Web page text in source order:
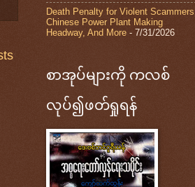
Death Penalty for Violent Scammers,
Chinese Power Plant Making
Headway, And More - 7/31/2026
စာအုပ်များကို ကလစ်
လုပ်၍ဖတ်ရှုရန်